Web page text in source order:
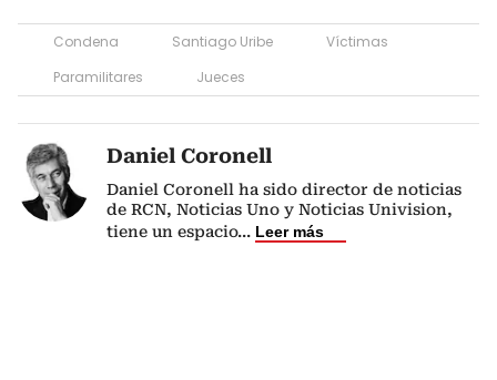
Condena Santiago Uribe
Víctimas
Paramilitares
Jueces
Daniel Coronell
Daniel Coronell ha sido director de noticias
de RCN, Noticias Uno y Noticias Univision,
tiene un espacio... Leer más